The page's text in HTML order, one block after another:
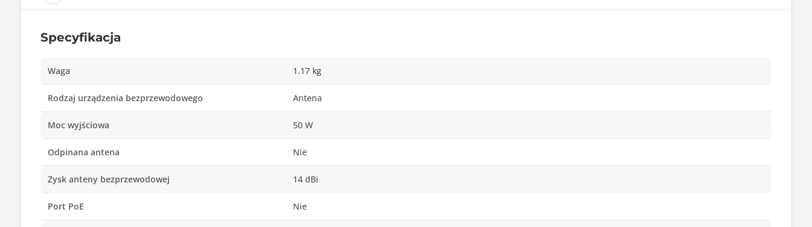
Specyfikacja
Waga 1.17 kg
Rodzaj urządzenia bezprzewodowego Antena
Moc wyjściowa 50 W
Odpinana antena Nie
Zysk anteny bezprzewodowej 14 dBi
Port PoE Nie